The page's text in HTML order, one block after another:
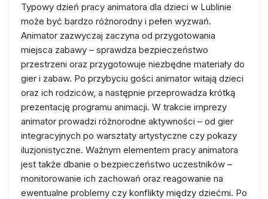
Typowy dzień pracy animatora dla dzieci w Lublinie
może być bardzo różnorodny i pełen wyzwań.
Animator zazwyczaj zaczyna od przygotowania
miejsca zabawy – sprawdza bezpieczeństwo
przestrzeni oraz przygotowuje niezbędne materiały do
gier i zabaw. Po przybyciu gości animator witają dzieci
oraz ich rodziców, a następnie przeprowadza krótką
prezentację programu animacji. W trakcie imprezy
animator prowadzi różnorodne aktywności – od gier
integracyjnych po warsztaty artystyczne czy pokazy
iluzjonistyczne. Ważnym elementem pracy animatora
jest także dbanie o bezpieczeństwo uczestników –
monitorowanie ich zachowań oraz reagowanie na
ewentualne problemy czy konflikty między dziećmi. Po